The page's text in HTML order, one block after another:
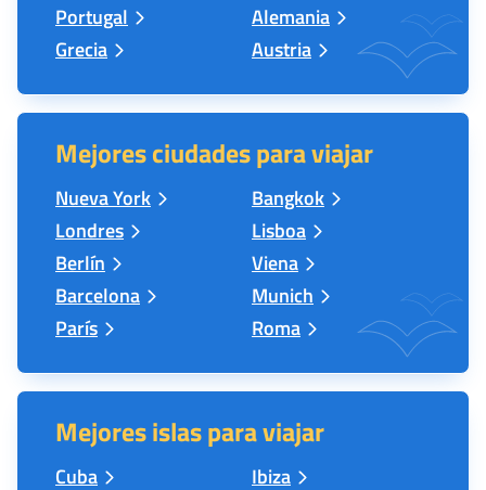
Portugal
Grecia
Alemania
Austria
Mejores ciudades para viajar
Nueva York
Londres
Berlín
Barcelona
París
Bangkok
Lisboa
Viena
Munich
Roma
Mejores islas para viajar
Cuba
Ibiza